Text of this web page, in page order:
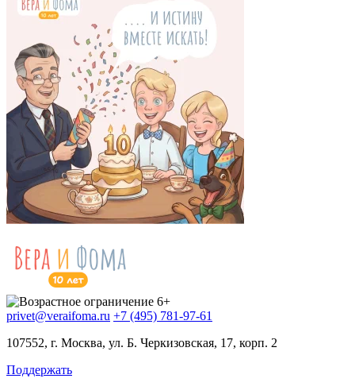
privet@veraifoma.ru +7 (495) 781-97-61
107552, г. Москва, ул. Б. Черкизовская, 17, корп. 2
Поддержать